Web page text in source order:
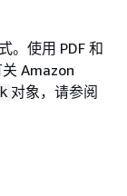
。使用 PDF 和
Amazon
对象，请参阅